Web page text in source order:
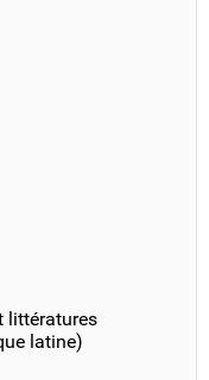
littératures
latine)